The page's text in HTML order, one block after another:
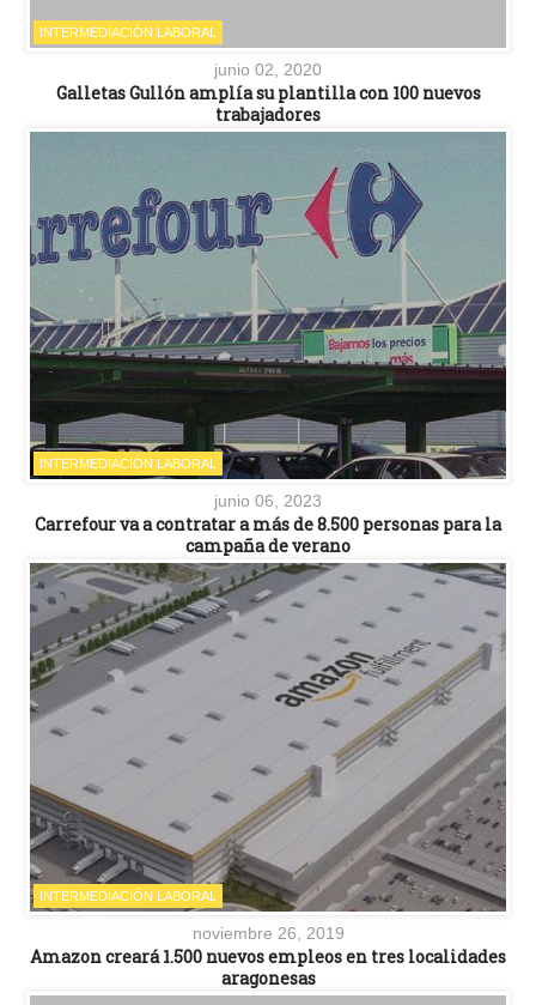
INTERMEDIACIÓN LABORAL
junio 02, 2020
Galletas Gullón amplía su plantilla con 100 nuevos
trabajadores
INTERMEDIACIÓN LABORAL
junio 06, 2023
Carrefour va a contratar a más de 8.500 personas para la
campaña de verano
INTERMEDIACIÓN LABORAL
noviembre 26, 2019
Amazon creará 1.500 nuevos empleos en tres localidades
aragonesas